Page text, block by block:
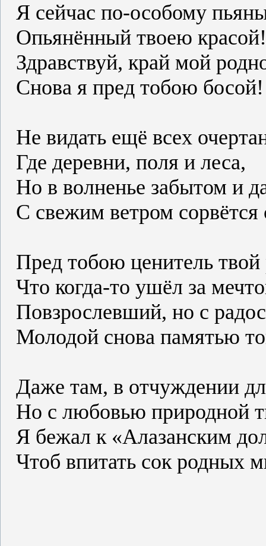
Я сейчас по-особому
Опьянённый твоею красой!
Здравствуй, край мой
Снова я пред тобою босой!
Не видать ещё всех
Где деревни, поля и леса,
Но в волненье забытом и
С свежим ветром сорвётся
Пред тобою ценитель
Что когда-то ушёл за
Повзрослевший, но с
Молодой снова памятью
Даже там, в отчуждении
Но с любовью природной
Я бежал к «Алазанским
Чтоб впитать сок родных